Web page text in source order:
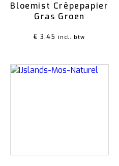
Bloemist Crêpepapier
Gras Groen
€ 3,45 incl. btw